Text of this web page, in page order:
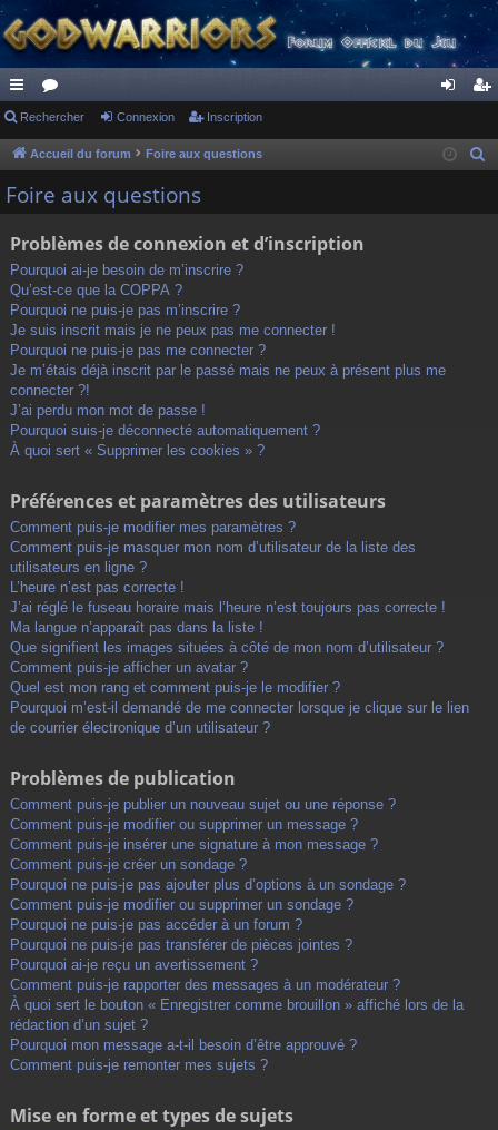
ac
co
ur
s
or
u ne cri
Rechercher Connexion Inscription
Accueil du forum Foire aux questions
Foire aux questions
Problèmes de connexion et d’inscription
Pourquoi ai-je besoin de m’inscrire ?
Qu’est-ce que la COPPA ?
Pourquoi ne puis-je pas m’inscrire ?
Je suis inscrit mais je ne peux pas me connecter !
Pourquoi ne puis-je pas me connecter ?
Je m’étais déjà inscrit par le passé mais ne peux à présent plus me
connecter ?!
J’ai perdu mon mot de passe !
Pourquoi suis-je déconnecté automatiquement ?
À quoi sert « Supprimer les cookies » ?
Préférences et paramètres des utilisateurs
Comment puis-je modifier mes paramètres ?
Comment puis-je masquer mon nom d’utilisateur de la liste des
utilisateurs en ligne ?
L’heure n’est pas correcte !
J’ai réglé le fuseau horaire mais l’heure n’est toujours pas correcte !
Ma langue n’apparaît pas dans la liste !
Que signifient les images situées à côté de mon nom d’utilisateur ?
Comment puis-je afficher un avatar ?
Quel est mon rang et comment puis-je le modifier ?
Pourquoi m’est-il demandé de me connecter lorsque je clique sur le lien
de courrier électronique d’un utilisateur ?
Problèmes de publication
Comment puis-je publier un nouveau sujet ou une réponse ?
Comment puis-je modifier ou supprimer un message ?
Comment puis-je insérer une signature à mon message ?
Comment puis-je créer un sondage ?
Pourquoi ne puis-je pas ajouter plus d’options à un sondage ?
Comment puis-je modifier ou supprimer un sondage ?
Pourquoi ne puis-je pas accéder à un forum ?
Pourquoi ne puis-je pas transférer de pièces jointes ?
Pourquoi ai-je reçu un avertissement ?
Comment puis-je rapporter des messages à un modérateur ?
À quoi sert le bouton « Enregistrer comme brouillon » affiché lors de la
rédaction d’un sujet ?
Pourquoi mon message a-t-il besoin d’être approuvé ?
Comment puis-je remonter mes sujets ?
Mise en forme et types de sujets